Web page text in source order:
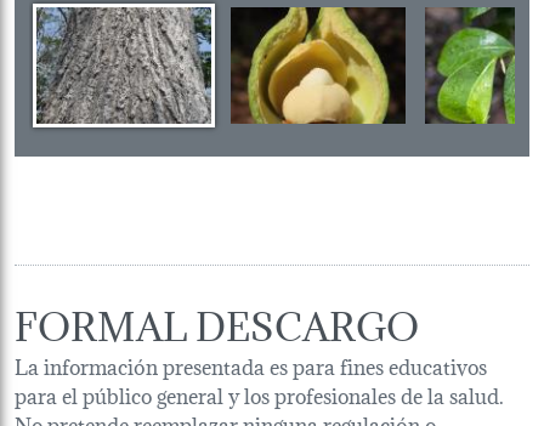
FORMAL DESCARGO
La información presentada es para fines educativos
para el público general y los profesionales de la salud.